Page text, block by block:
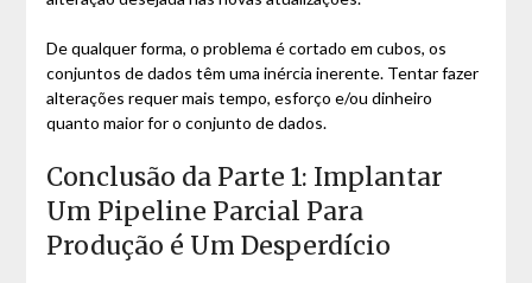
De qualquer forma, o problema é cortado em cubos, os
conjuntos de dados têm uma inércia inerente. Tentar fazer
alterações requer mais tempo, esforço e/ou dinheiro
quanto maior for o conjunto de dados.
Conclusão da Parte 1: Implantar
Um Pipeline Parcial Para
Produção é Um Desperdício